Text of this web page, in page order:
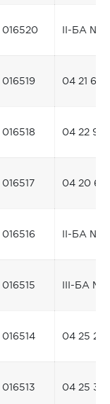
016520 II-БА №
016519 04 21
016518 04 22
016517 04 20
016516 II-БА №
016515 III-БА №
016514 04 25
016513 04 25